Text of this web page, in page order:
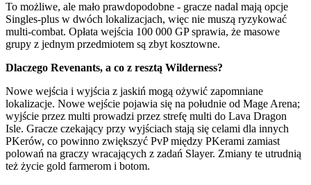
To możliwe, ale mało prawdopodobne - gracze nadal mają opcje
Singles-plus w dwóch lokalizacjach, więc nie muszą ryzykować
multi-combat. Opłata wejścia 100 000 GP sprawia, że masowe
grupy z jednym przedmiotem są zbyt kosztowne.
Dlaczego Revenants, a co z resztą Wilderness?
Nowe wejścia i wyjścia z jaskiń mogą ożywić zapomniane
lokalizacje. Nowe wejście pojawia się na południe od Mage Arena;
wyjście przez multi prowadzi przez strefę multi do Lava Dragon
Isle. Gracze czekający przy wyjściach stają się celami dla innych
PKerów, co powinno zwiększyć PvP między PKerami zamiast
polowań na graczy wracających z zadań Slayer. Zmiany te utrudnią
też życie gold farmerom i botom.